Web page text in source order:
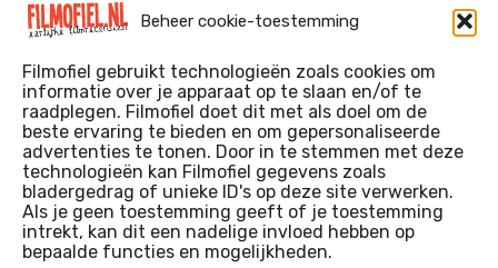
Beheer cookie-toestemming
Filmofiel gebruikt technologieën zoals cookies om
informatie over je apparaat op te slaan en/of te
raadplegen. Filmofiel doet dit met als doel om de
beste ervaring te bieden en om gepersonaliseerde
advertenties te tonen. Door in te stemmen met deze
technologieën kan Filmofiel gegevens zoals
bladergedrag of unieke ID's op deze site verwerken.
Als je geen toestemming geeft of je toestemming
intrekt, kan dit een nadelige invloed hebben op
bepaalde functies en mogelijkheden.
Evil Dead Burn (2026)
WIE IK BEN…?
Ik ben ooit begonnen met m’n recensies omdat ik zoveel
films keek dat ik af en toe niet meer wist welke ik nu wel of
niet gezien had. Ik ben een filmliefhebber, heb als hobby nog
erg lang in een videotheek gewerkt, en heb als coproducent